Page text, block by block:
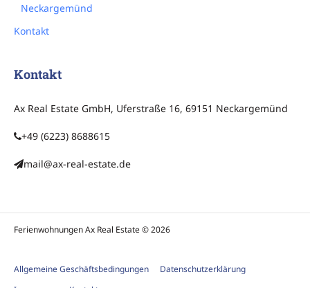
Neckargemünd
Kontakt
Kontakt
Ax Real Estate GmbH, Uferstraße 16, 69151 Neckargemünd
+49 (6223) 8688615
mail@ax-real-estate.de
Ferienwohnungen Ax Real Estate © 2026
Allgemeine Geschäftsbedingungen
Datenschutzerklärung